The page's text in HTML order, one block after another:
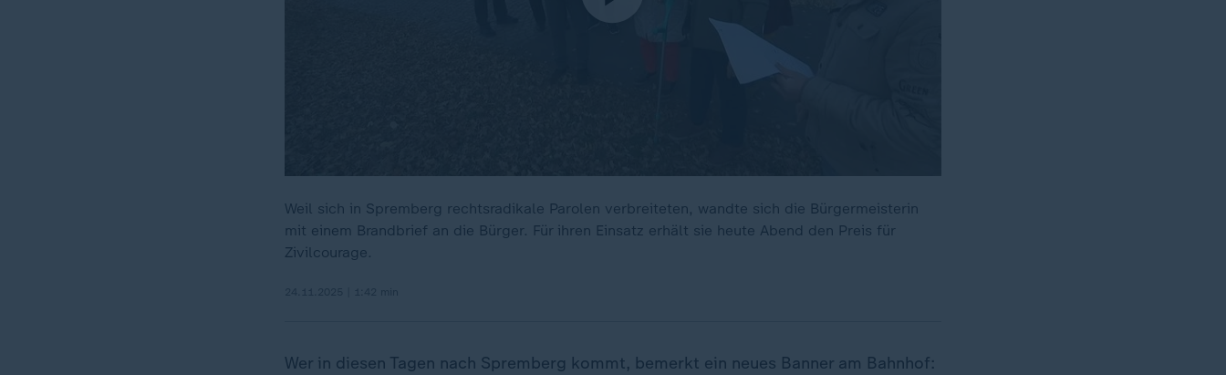
Weil sich in Spremberg rechtsradikale Parolen verbreiteten, wandte sich die Bürgermeisterin
mit einem Brandbrief an die Bürger. Für ihren Einsatz erhält sie heute Abend den Preis für
Zivilcourage.
Wer in diesen Tagen nach Spremberg kommt, bemerkt ein neues Banner am Bahnhof: